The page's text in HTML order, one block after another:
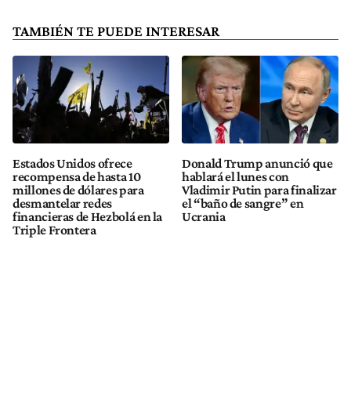
TAMBIÉN TE PUEDE INTERESAR
Estados Unidos ofrece
recompensa de hasta 10
millones de dólares para
desmantelar redes
financieras de Hezbolá en la
Triple Frontera
Donald Trump anunció que
hablará el lunes con
Vladimir Putin para finalizar
el “baño de sangre” en
Ucrania